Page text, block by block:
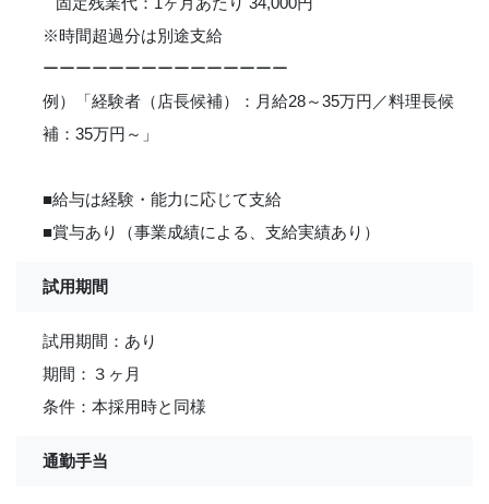
※時間超過分は別途支給
ーーーーーーーーーーーーーーー
例）「経験者（店長候補）：月給28～35万円／料理長候
補：35万円～」
■給与は経験・能力に応じて支給
■賞与あり（事業成績による、支給実績あり）
試用期間
試用期間：あり
期間：３ヶ月
条件：本採用時と同様
通勤手当